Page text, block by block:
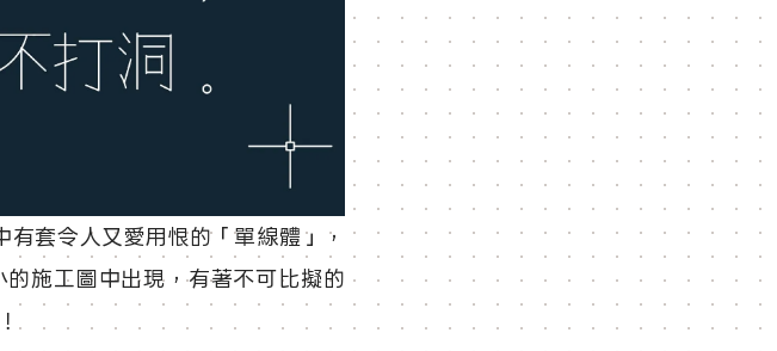
套令人又愛用恨的「單線體」，
施工圖中出現，有著不可比擬的